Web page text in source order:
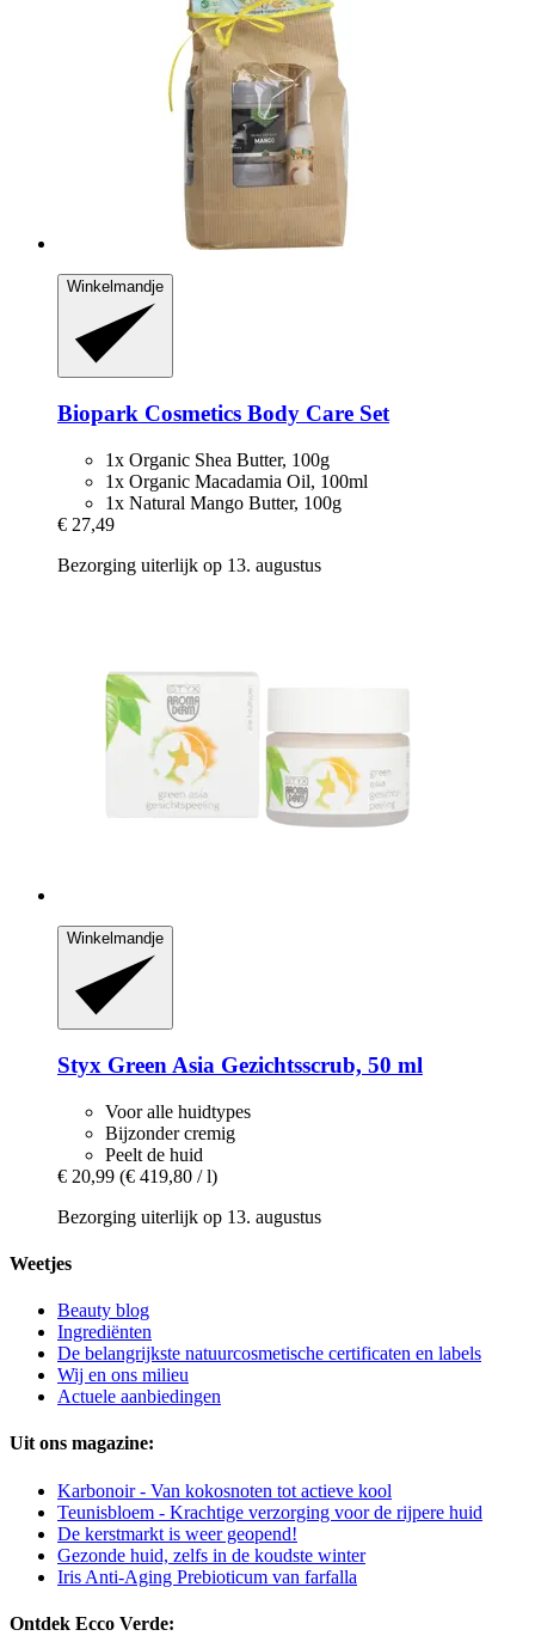
Winkelmandje
Biopark Cosmetics Body Care Set
1x Organic Shea Butter, 100g
1x Organic Macadamia Oil, 100ml
1x Natural Mango Butter, 100g
€ 27,49
Bezorging uiterlijk op 13. augustus
Winkelmandje
Styx Green Asia Gezichtsscrub, 50 ml
Voor alle huidtypes
Bijzonder cremig
Peelt de huid
€ 20,99 (€ 419,80 / l)
Bezorging uiterlijk op 13. augustus
Weetjes
Beauty blog
Ingrediënten
De belangrijkste natuurcosmetische certificaten en labels
Wij en ons milieu
Actuele aanbiedingen
Uit ons magazine:
Karbonoir - Van kokosnoten tot actieve kool
Teunisbloem - Krachtige verzorging voor de rijpere huid
De kerstmarkt is weer geopend!
Gezonde huid, zelfs in de koudste winter
Iris Anti-Aging Prebioticum van farfalla
Ontdek Ecco Verde: